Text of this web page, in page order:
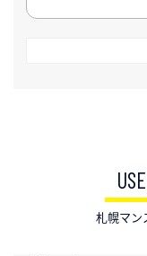
札幌マン